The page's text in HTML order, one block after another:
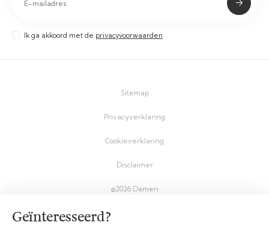
Geïnteresseerd?
Ik ga akkoord met de privacyvoorwaarden
©2026 Damen
Sitemap
Privacyverklaring
Cookieverklaring
Disclaimer